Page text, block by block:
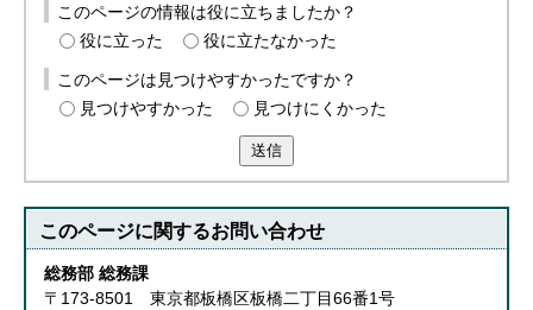
このページの情報は役に立ちましたか？
役に立った
役に立たなかった
このページは見つけやすかったですか？
見つけやすかった
見つけにくかった
送信
このページに関するお問い合わせ
総務部 総務課
〒173-8501 東京都板橋区板橋二丁目66番1号